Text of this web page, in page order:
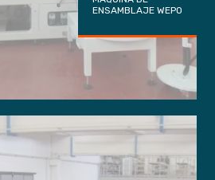
ENSAMBLAJE WEPO